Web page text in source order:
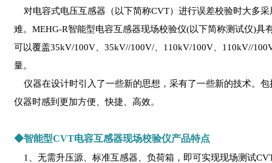
对电容式电压互感器（以下简称CVT）进行误差校验时大多
难。MEHG-R智能型电容互感器现场校验仪(以下简称测试仪)
可以覆盖35kV/100V、35kV//100V/、110kV/100V、110kV//
量。
仪器在设计时引入了一些新的思想，采有了一些新的技术。
仪器时感到更加方便、快捷、高效。
◆智能型CVT电容互感器现场校验仪产品特点
1、无需升压源、标准互感器、负荷箱，即可实现现场测试